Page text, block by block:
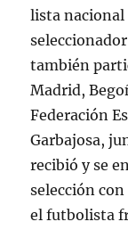
lista
también
Madrid,
Federación
Garbajosa,
recibió y se
selección
el futbolista